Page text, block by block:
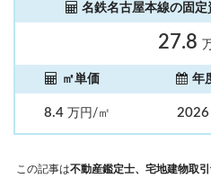
名鉄名古屋本線の固
27.8
㎡単価 年
8.4 万円/㎡ 2026
この記事は不動産鑑定士、宅地建物取